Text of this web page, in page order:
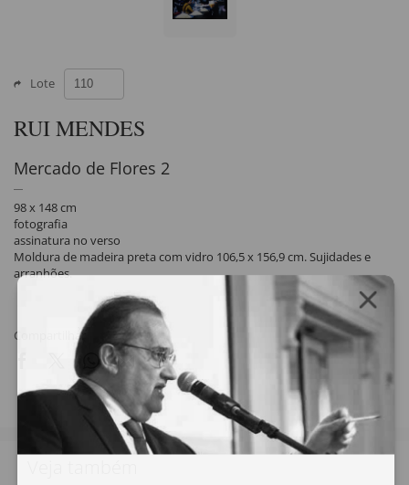
Lote
RUI MENDES
Mercado de Flores 2
98 x 148 cm
fotografia
assinatura no verso
Moldura de madeira preta com vidro 106,5 x 156,9 cm. Sujidades e
arranhões.
Compartilhar